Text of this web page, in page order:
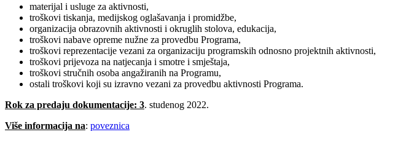
materijal i usluge za aktivnosti,
troškovi tiskanja, medijskog oglašavanja i promidžbe,
organizacija obrazovnih aktivnosti i okruglih stolova, edukacija,
troškovi nabave opreme nužne za provedbu Programa,
troškovi reprezentacije vezani za organizaciju programskih odnosno projektnih aktivnosti,
troškovi prijevoza na natjecanja i smotre i smještaja,
troškovi stručnih osoba angažiranih na Programu,
ostali troškovi koji su izravno vezani za provedbu aktivnosti Programa.
Rok za predaju dokumentacije: 3. studenog 2022.
Više informacija na: poveznica